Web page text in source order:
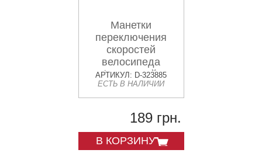
Манетки
переключения
скоростей
велосипеда
(алюминий,
поисковые) VERE
АРТИКУЛ: D-323885
ЕСТЬ В НАЛИЧИИ
189 грн.
В КОРЗИНУ